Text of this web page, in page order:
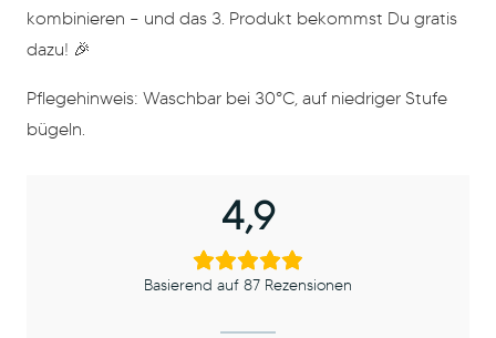
kombinieren – und das 3. Produkt bekommst Du gratis
dazu! 🎉
Pflegehinweis: Waschbar bei 30°C, auf niedriger Stufe
bügeln.
4,9
Basierend auf 87 Rezensionen